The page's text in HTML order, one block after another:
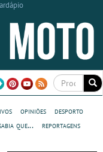
opiniões
desporto
que...
reportagens